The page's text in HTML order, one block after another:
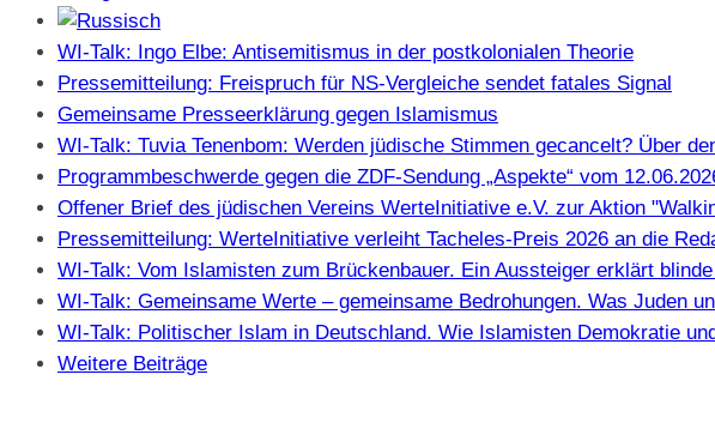
WI-Talk: Ingo Elbe: Antisemitismus in der postkolonialen Theorie
Pressemitteilung: Freispruch für NS-Vergleiche sendet fatales Signal
Gemeinsame Presseerklärung gegen Islamismus
WI-Talk: Tuvia Tenenbom: Werden jüdische Stimmen gecancelt? Über
Programmbeschwerde gegen die ZDF-Sendung „Aspekte“ vom
Offener Brief des jüdischen Vereins WerteInitiative e.V. zur Aktion
Pressemitteilung: WerteInitiative verleiht Tacheles-Preis 2026 an die
WI-Talk: Vom Islamisten zum Brückenbauer. Ein Aussteiger erklärt
WI-Talk: Gemeinsame Werte – gemeinsame Bedrohungen. Was Juden
WI-Talk: Politischer Islam in Deutschland. Wie Islamisten Demokratie
Weitere Beiträge